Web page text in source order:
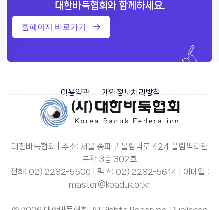
대한바둑협회와 함께하세요.
홈페이지 바로가기
이용약관 개인정보처리방침
대한바둑협회 | 주소: 서울 송파구 올림픽로 424 올림픽회관
본관 3층 302호
전화: 02) 2282-5500 | 팩스: 02) 2282-5614 | 이메일 :
master@kbaduk.or.kr